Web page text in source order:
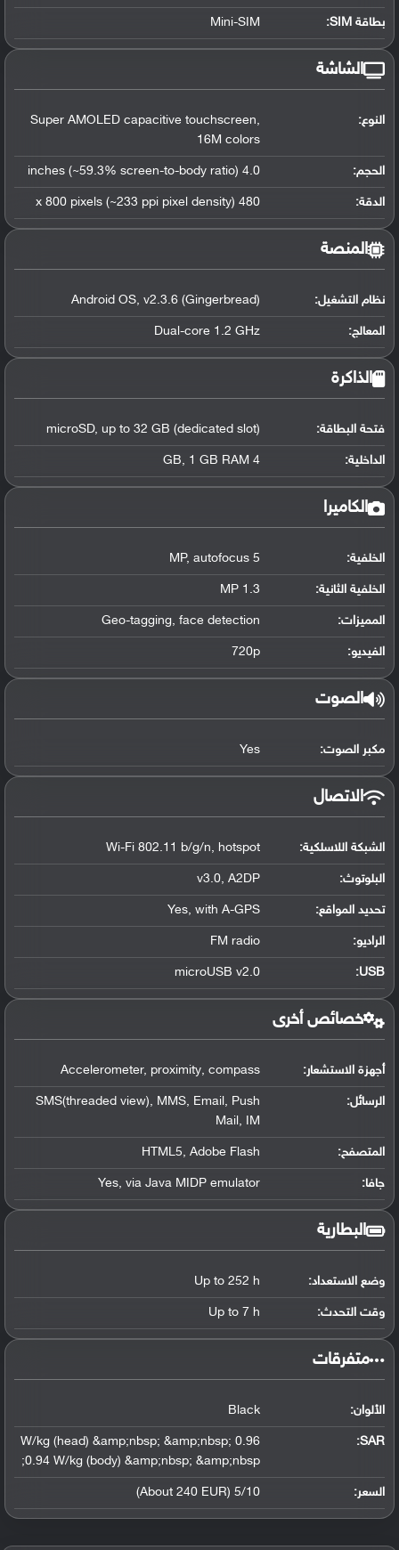
بطاقة SIM: Mini-SIM
الشاشة
النوع:
Super AMOLED capacitive touchscreen,
16M colors
الحجم: 4.0 inches (~59.3% screen-to-body ratio)
الدقة: 480 x 800 pixels (~233 ppi pixel density)
المنصة
نظام التشغيل:
Android OS, v2.3.6 (Gingerbread)
المعالج:
Dual-core 1.2 GHz
الذاكرة
فتحة البطاقة: microSD, up to 32 GB (dedicated slot)
الداخلية: 4 GB, 1 GB RAM
الكاميرا
الخلفية: 5 MP, autofocus
الخلفية الثانية: 1.3 MP
المميزات: Geo-tagging, face detection
الفيديو: 720p
الصوت
مكبر الصوت: Yes
الاتصال
الشبكة اللاسلكية: Wi-Fi 802.11 b/g/n, hotspot
البلوتوث:
v3.0, A2DP
تحديد المواقع:
Yes, with A-GPS
الراديو: FM radio
USB
:
microUSB v2.0
خصائص أخرى
أجهزة الاستشعار: Accelerometer, proximity, compass
الرسائل:
SMS(threaded view), MMS, Email, Push
Mail, IM
المتصفح: HTML5, Adobe Flash
جافا: Yes, via Java MIDP emulator
البطارية
وضع الاستعداد: Up to 252 h
وقت التحدث: Up to 7 h
‏متفرقات‏
الألوان: Black
SAR
:
0.96 W/kg (head) &amp;nbsp; &amp;nbsp;
0.94 W/kg (body) &amp;nbsp; &amp;nbsp;
السعر: 5/10 (About 240 EUR)